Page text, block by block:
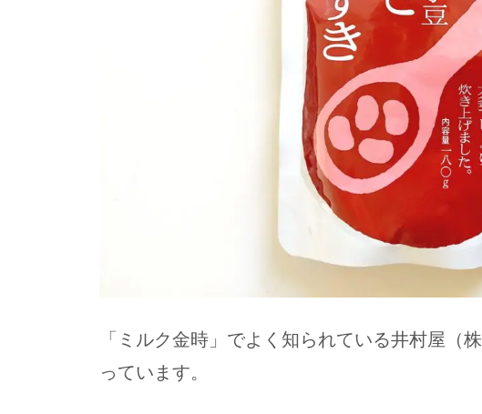
「ミルク金時」でよく知られている井村屋（
っています。